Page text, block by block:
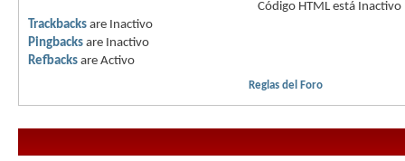
Código HTML está Inactivo
Trackbacks are Inactivo
Pingbacks are Inactivo
Refbacks are Activo
Reglas del Foro